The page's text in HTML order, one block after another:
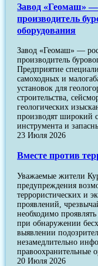
Завод «Геомаш» —
производитель
оборудования
Завод «Геомаш» —
производитель
Предприятие
самоходных и
установок для
строительства,
геологических
производят широкий
инструмента и
23 Июля 2026
Вместе против
Уважаемые жители
предупреждения
террористических и
проявлений,
необходимо
при обнаружении
выявлении
незамедлительно
правоохранительные
20 Июля 2026